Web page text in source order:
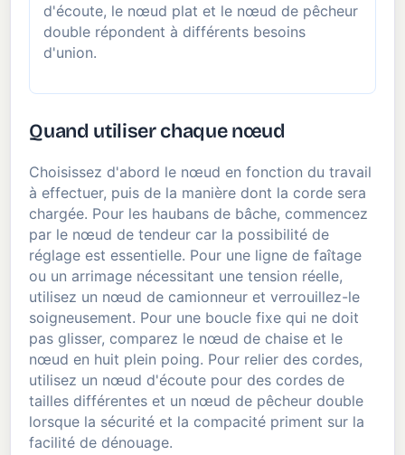
d'écoute, le nœud plat et le nœud de pêcheur
double répondent à différents besoins
d'union.
Quand utiliser chaque nœud
Choisissez d'abord le nœud en fonction du travail
à effectuer, puis de la manière dont la corde sera
chargée. Pour les haubans de bâche, commencez
par le nœud de tendeur car la possibilité de
réglage est essentielle. Pour une ligne de faîtage
ou un arrimage nécessitant une tension réelle,
utilisez un nœud de camionneur et verrouillez-le
soigneusement. Pour une boucle fixe qui ne doit
pas glisser, comparez le nœud de chaise et le
nœud en huit plein poing. Pour relier des cordes,
utilisez un nœud d'écoute pour des cordes de
tailles différentes et un nœud de pêcheur double
lorsque la sécurité et la compacité priment sur la
facilité de dénouage.